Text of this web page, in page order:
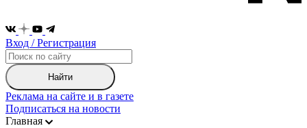
Вход / Регистрация
Найти
Реклама на сайте и в газете
Подписаться на новости
Главная